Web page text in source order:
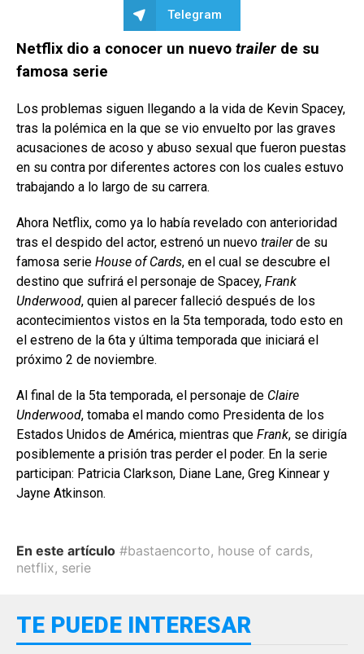
Telegram
Netflix dio a conocer un nuevo trailer de su
famosa serie
Los problemas siguen llegando a la vida de Kevin Spacey,
tras la polémica en la que se vio envuelto por las graves
acusaciones de acoso y abuso sexual que fueron puestas
en su contra por diferentes actores con los cuales estu­vo
trabajando a lo largo de su carrera.
Ahora Netflix, como ya lo había re­velado con anterioridad
tras el despi­do del actor, estrenó un nuevo trailerde su
famosa serie House of Cards, en el cual se descubre el
destino que sufrirá el personaje de Spacey, Frank
Underwood, quien al parecer falleció después de los
acontecimientos vistos en la 5ta temporada, todo esto en
el estreno de la 6ta y última temporada que iniciará el
próximo 2 de noviembre.
Al final de la 5ta temporada, el per­sonaje de Claire
Underwood, tomaba el mando como Presidenta de los
Esta­dos Unidos de América, mientras que Frank, se dirigía
posiblemente a prisión tras perder el poder. En la serie
parti­cipan: Patricia Clarkson, Diane Lane, Greg Kinnear y
Jayne Atkinson.
En este artículo #bastaencorto, house of cards,
netflix, serie
TE PUEDE INTERESAR